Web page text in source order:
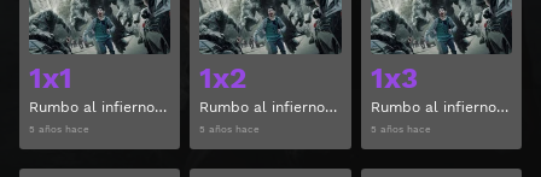
1x1
Rumbo al infierno Temporada 1 Capitulo 1
5 años hace
1x2
Rumbo al infierno Temporada 1 Capitulo 2
5 años hace
1x3
Rumbo al infierno Temporada 1 Capitulo 3
5 años hace